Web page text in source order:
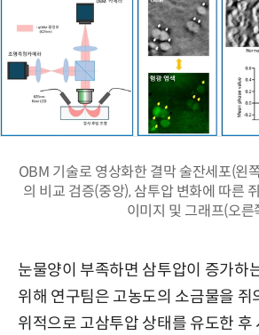
OBM 기술로 영상화한 결막 술잔세포(왼
의 비교 검증(중앙), 삼투압 변화에 따른
이미지 및 그래프(오른
눈물양이 부족하면 삼투압이 증가하
위해 연구팀은 고농도의 소금물을 쥐
위적으로 고삼투압 상태를 유도한 후